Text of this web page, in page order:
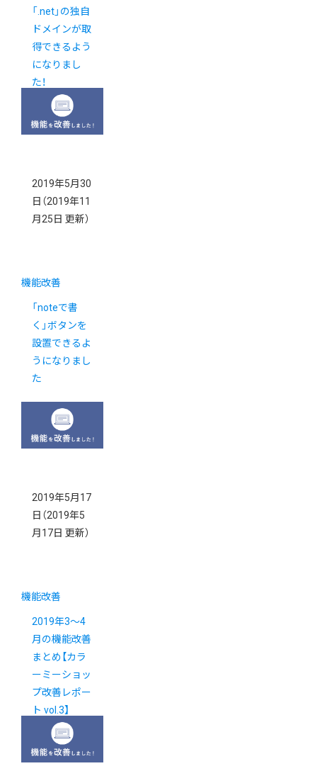
「.net」の独自
ドメインが取
得できるよう
になりまし
た！
2019年5月30
日 （2019年11
月25日 更新）
機能改善
「noteで書
く」ボタンを
設置できるよ
うになりまし
た
2019年5月17
日 （2019年5
月17日 更新）
機能改善
2019年3～4
月の機能改善
まとめ【カラ
ーミーショッ
プ改善レポー
ト vol.3】